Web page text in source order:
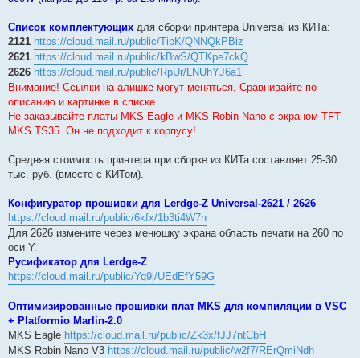
Список комплектующих для сборки принтера Universal из КИТа:
2121 https://cloud.mail.ru/public/TipK/QNNQkPBiz
2621 https://cloud.mail.ru/public/kBwS/QTKpe7ckQ
2626 https://cloud.mail.ru/public/RpUr/LNUhYJ6a1
Внимание! Ссылки на алишке могут меняться. Сравнивайте по
описанию и картинке в списке.
Не заказывайте платы MKS Eagle и MKS Robin Nano с экраном TFT
MKS TS35. Он не подходит к корпусу!
Средняя стоимость принтера при сборке из КИТа составляет 25-30
тыс. руб. (вместе с КИТом).
Конфигуратор прошивки для Lerdge-Z Universal-2621 / 2626
https://cloud.mail.ru/public/6kfx/1b3ti4W7n
Для 2626 измените через менюшку экрана область печати на 260 по
оси Y.
Русификатор для Lerdge-Z
https://cloud.mail.ru/public/Yq9j/UEdEfY59G
Оптимизированные прошивки плат MKS для компиляции в VSC
+ Platformio Marlin-2.0
MKS Eagle https://cloud.mail.ru/public/Zk3x/fJJ7ntCbH
MKS Robin Nano V3 https://cloud.mail.ru/public/w2f7/RErQmiNdh